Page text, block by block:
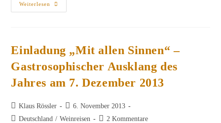
Weiterlesen
Vorbereitungen
2014
Einladung „Mit allen Sinnen“ –
Gastrosophischer Ausklang des
Jahres am 7. Dezember 2013
Beitrags-
Autor:
Klaus Rössler
Beitrag
veröffentlicht:
6. November 2013
Beitrags-
Deutschland / Weinreisen
Beitrags-
2 Kommentare